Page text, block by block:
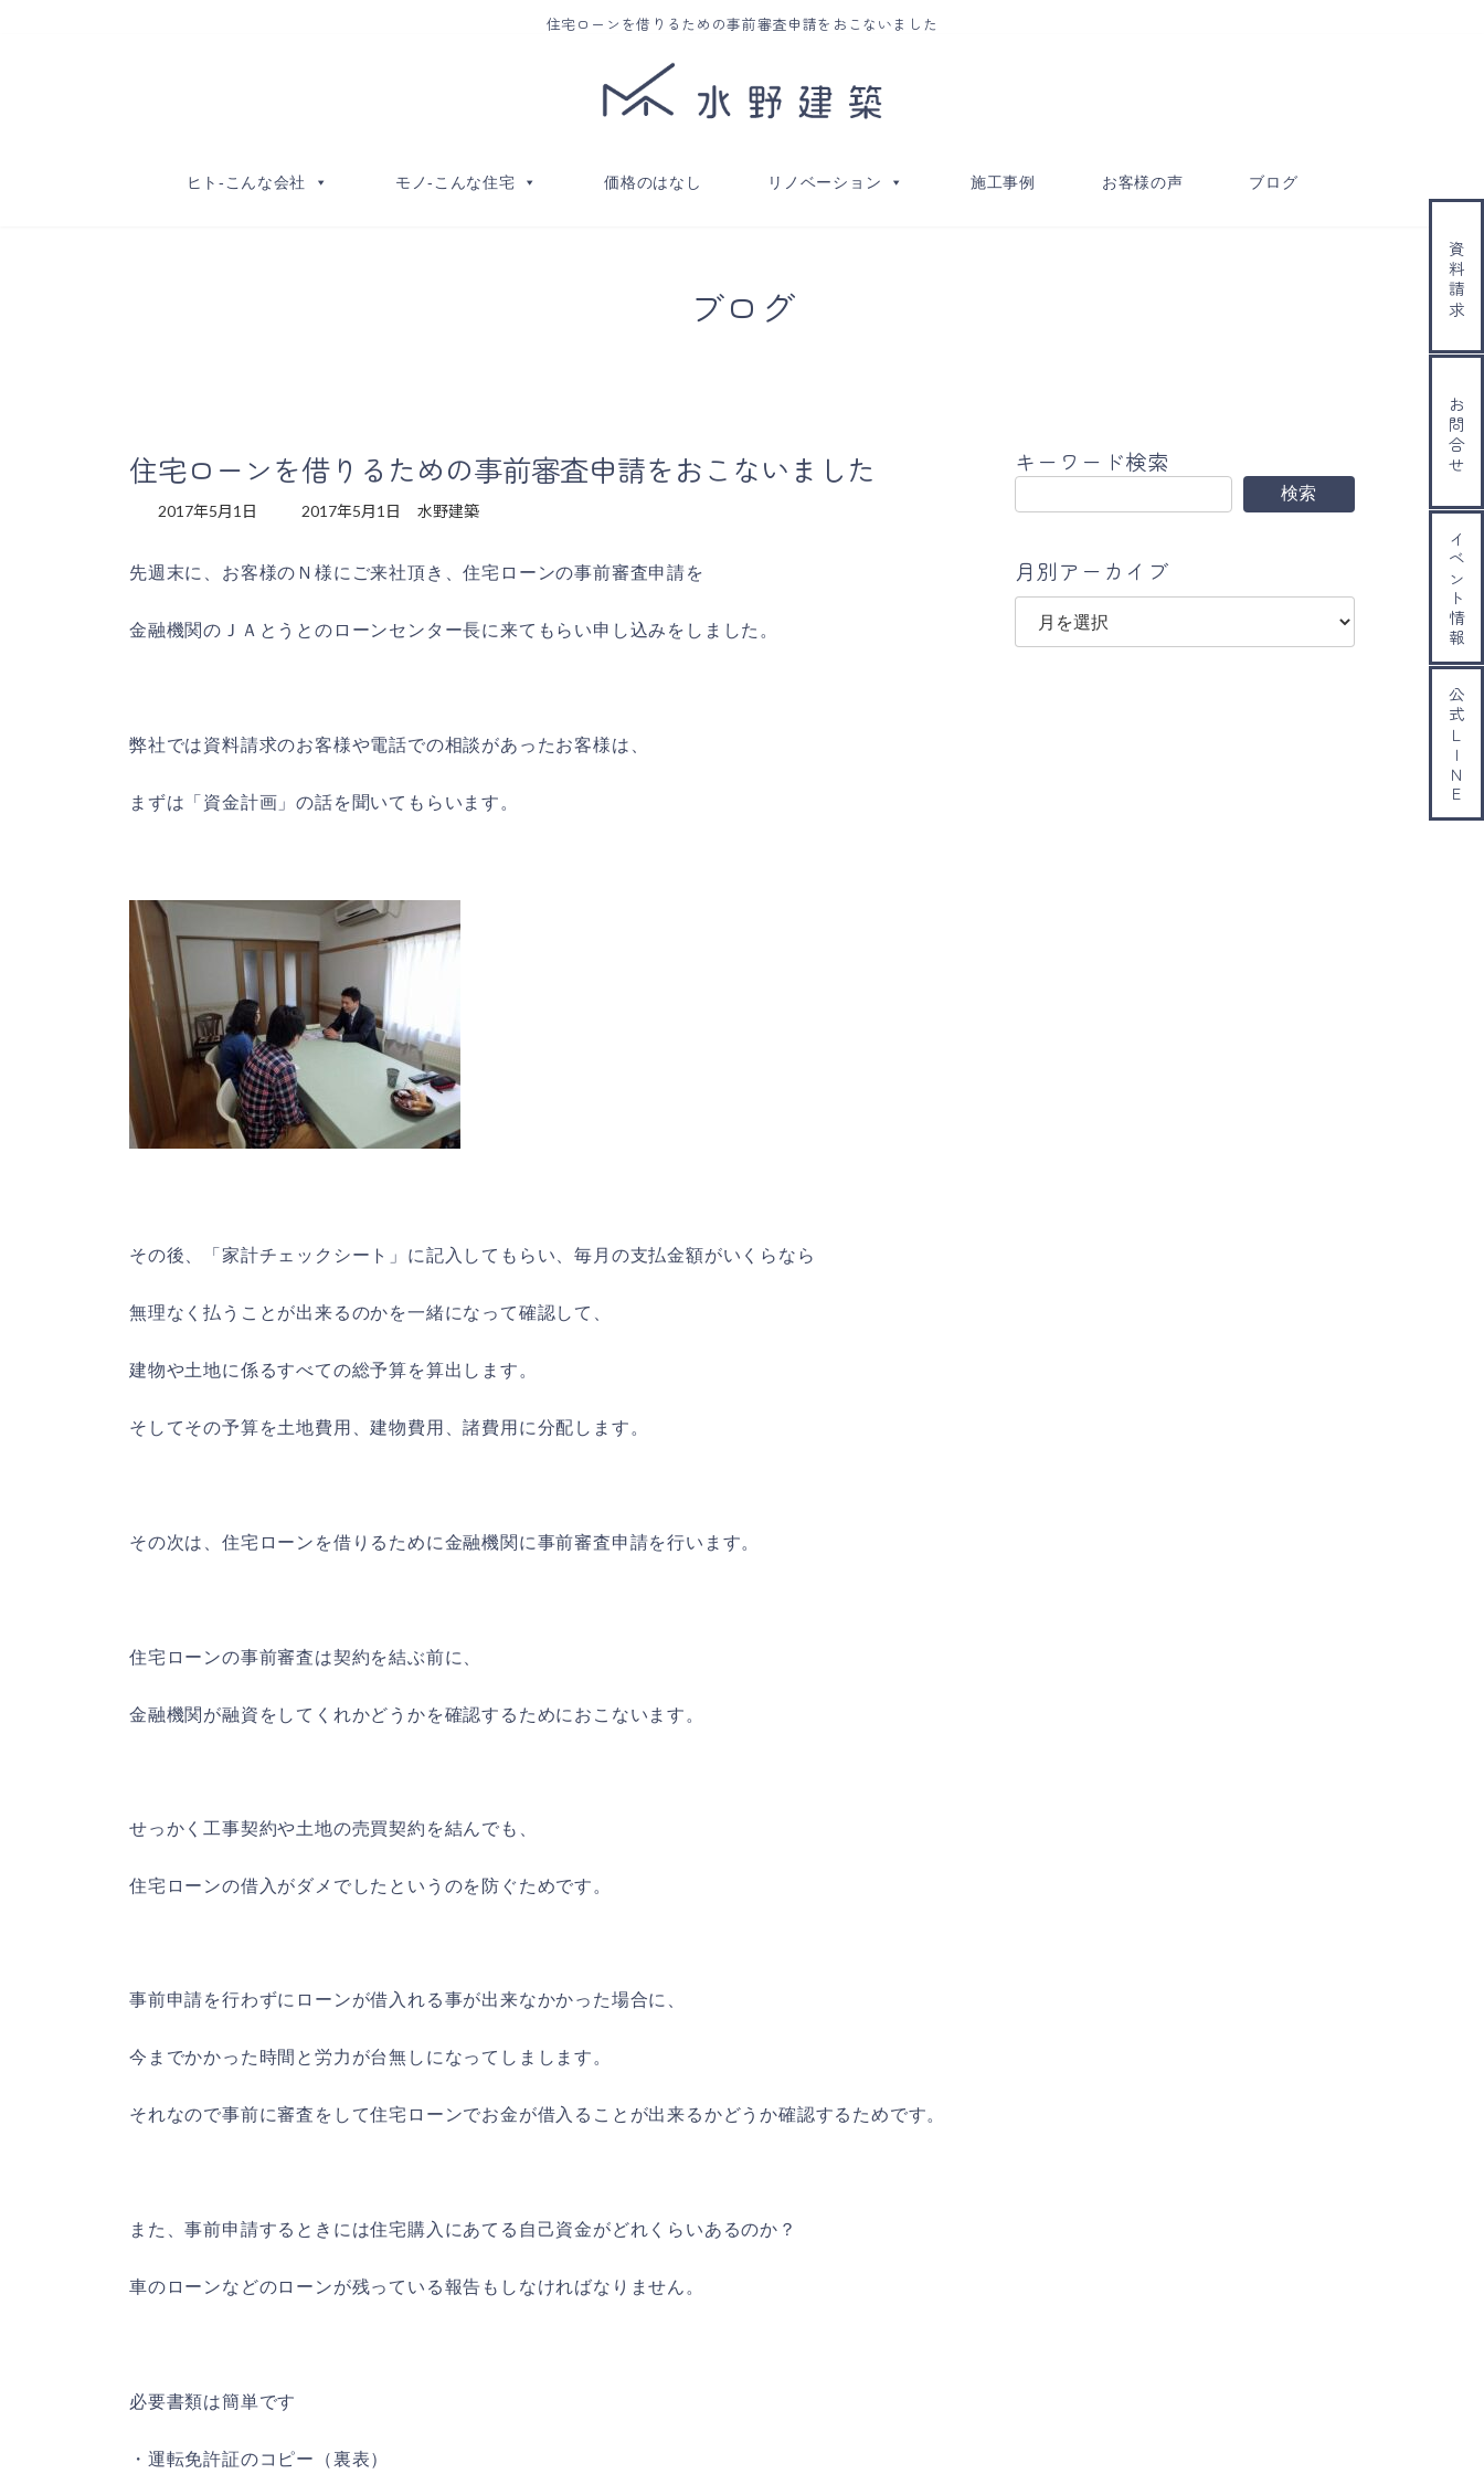
住宅ローンを借りるための事前審査申請をおこないました
ヒト-こんな会社 モノ-こんな住宅 価格のはなし リノベーション 施工事例 お客様の声 ブログ
ブログ
住宅ローンを借りるための事前審査申請をおこないました
2017年5月1日
最
新
時
:
2017年5月1日 水野建築
先週末に、お客様のＮ様にご来社頂き、住宅ローンの事前審査申請を
金融機関のＪＡとうとのローンセンター長に来てもらい申し込みをしました。
弊社では資料請求のお客様や電話での相談があったお客様は、
まずは「資金計画」の話を聞いてもらいます。
その後、「家計チェックシート」に記入してもらい、毎月の支払金額がいくらなら
無理なく払うことが出来るのかを一緒になって確認して、
建物や土地に係るすべての総予算を算出します。
そしてその予算を土地費用、建物費用、諸費用に分配します。
その次は、住宅ローンを借りるために金融機関に事前審査申請を行います。
住宅ローンの事前審査は契約を結ぶ前に、
金融機関が融資をしてくれかどうかを確認するためにおこないます。
せっかく工事契約や土地の売買契約を結んでも、
住宅ローンの借入がダメでしたというのを防ぐためです。
事前申請を行わずにローンが借入れる事が出来なかかった場合に、
今までかかった時間と労力が台無しになってしまします。
それなので事前に審査をして住宅ローンでお金が借入ることが出来るかどうか確認するためです。
また、事前申請するときには住宅購入にあてる自己資金がどれくらいあるのか？
車のローンなどのローンが残っている報告もしなければなりません。
必要書類は簡単です
・運転免許証のコピー（裏表）
キーワード検索
検索
月別アーカイブ
ア
カ
資料請求
お問合せ
イベント情報
公式ＬＩＮＥ